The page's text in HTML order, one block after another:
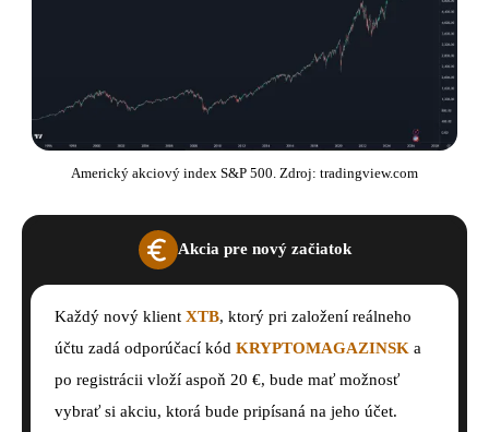
Americký akciový index S&P 500. Zdroj: tradingview.com
Akcia pre nový začiatok
Každý nový klient XTB, ktorý pri založení reálneho
účtu zadá odporúčací kód KRYPTOMAGAZINSK a
po registrácii vloží aspoň 20 €, bude mať možnosť
vybrať si akciu, ktorá bude pripísaná na jeho účet.